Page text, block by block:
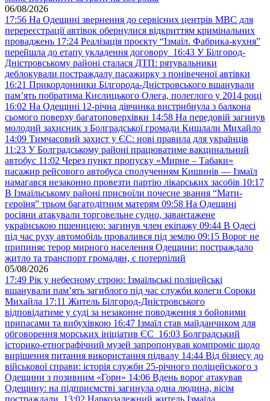
06/08/2026
17:56 На Одещині звернення до сервісних центрів МВС для
перереєстрації автівок обернулися відкриттям кримінальних
проваджень 17:24 Реалізація проєкту “Ізмаїл. Фабрика-кухня”
перейшла до етапу укладення договору 16:43 У Білгород-
Дністровському районі сталася ДТП: рятувальники
деблокували постраждалу пасажирку з понівеченої автівки
16:21 Прикордонники Білгорода-Дністровського вшанували
пам’ять побратима Кислицького Олега, полеглого у 2014 році
16:02 На Одещині 12-річна дівчинка вистрибнула з балкона
сьомого поверху багатоповерхівки 14:58 На передовій загинув
молодий захисник з Болградської громади Кишлали Михайло
14:09 Тимчасовий захист у ЄС: нові правила для українців
11:23 У Болградському районі працюватиме вакцинальний
автобус 11:02 Через пункт пропуску «Мирне – Табаки»
пасажир рейсового автобуса сполученням Кишинів — Ізмаїл
намагався незаконно провезти партію лікарських засобів 10:17
В Ізмаїльському районі присвоїли почесне звання “Мати-
героїня” трьом багатодітним матерям 09:58 На Одещині
росіяни атакували торговельне судно, завантажене
українською пшеницею: загинув член екіпажу 09:44 В Одесі
під час руху автомобіль провалився під землю 09:15 Ворог не
припиняє терор мирного населення Одещини: постраждало
житло та транспорт громадян, є потерпілий
05/08/2026
17:49 Рік у небесному строю: Ізмаїльські поліцейські
вшанували пам’ять загиблого під час служби колеги Сороки
Михайла 17:11 Житель Білгород-Дністровського
відповідатиме у суді за незаконне поводження з бойовими
припасами та вибухівкою 16:47 Ізмаїл став майданчиком для
обговорення морських ініціатив ЄС 16:03 Болградський
історико-етнографічний музей запропонував компроміс щодо
вирішення питання використання підвалу 14:44 Від бізнесу до
військової справи: історія служби 25-річного поліцейського з
Одещини з позивним «Горн» 14:06 Вдень ворог атакував
Одещину: на підприємстві загинула одна людина, вісім
постраждали 13:02 Наркозалежний житель Ізмаїла